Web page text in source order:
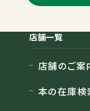
店舗一覧
店舗のご案
本の在庫検